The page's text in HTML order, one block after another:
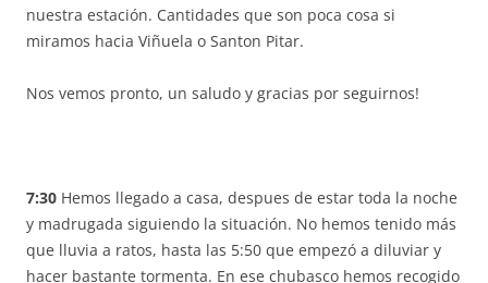
nuestra estación. Cantidades que son poca cosa si
miramos hacia Viñuela o Santon Pitar.
Nos vemos pronto, un saludo y gracias por seguirnos!
7:30 Hemos llegado a casa, despues de estar toda la noche
y madrugada siguiendo la situación. No hemos tenido más
que lluvia a ratos, hasta las 5:50 que empezó a diluviar y
hacer bastante tormenta. En ese chubasco hemos recogido